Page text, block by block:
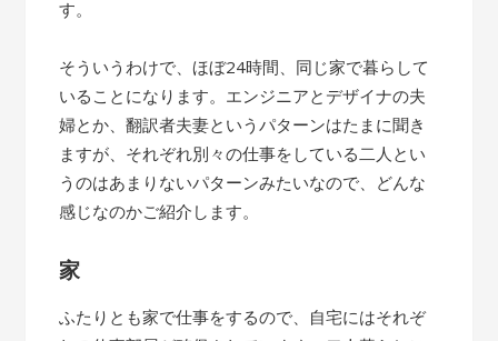
す。
そういうわけで、ほぼ24時間、同じ家で暮らして
いることになります。エンジニアとデザイナの夫
婦とか、翻訳者夫妻というパターンはたまに聞き
ますが、それぞれ別々の仕事をしている二人とい
うのはあまりないパターンみたいなので、どんな
感じなのかご紹介します。
家
ふたりとも家で仕事をするので、自宅にはそれぞ